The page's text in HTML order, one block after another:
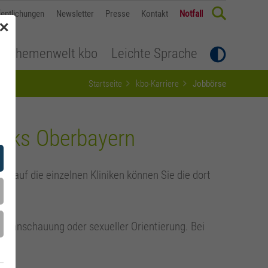
Themenwelt kbo Leichte Sprache
Newsletter Presse Kontakt Notfall
Startseite kbo-Karriere Jobbörse
Oberbayern
auf die einzelnen Kliniken können Sie die dort
oder sexueller Orientierung. Bei